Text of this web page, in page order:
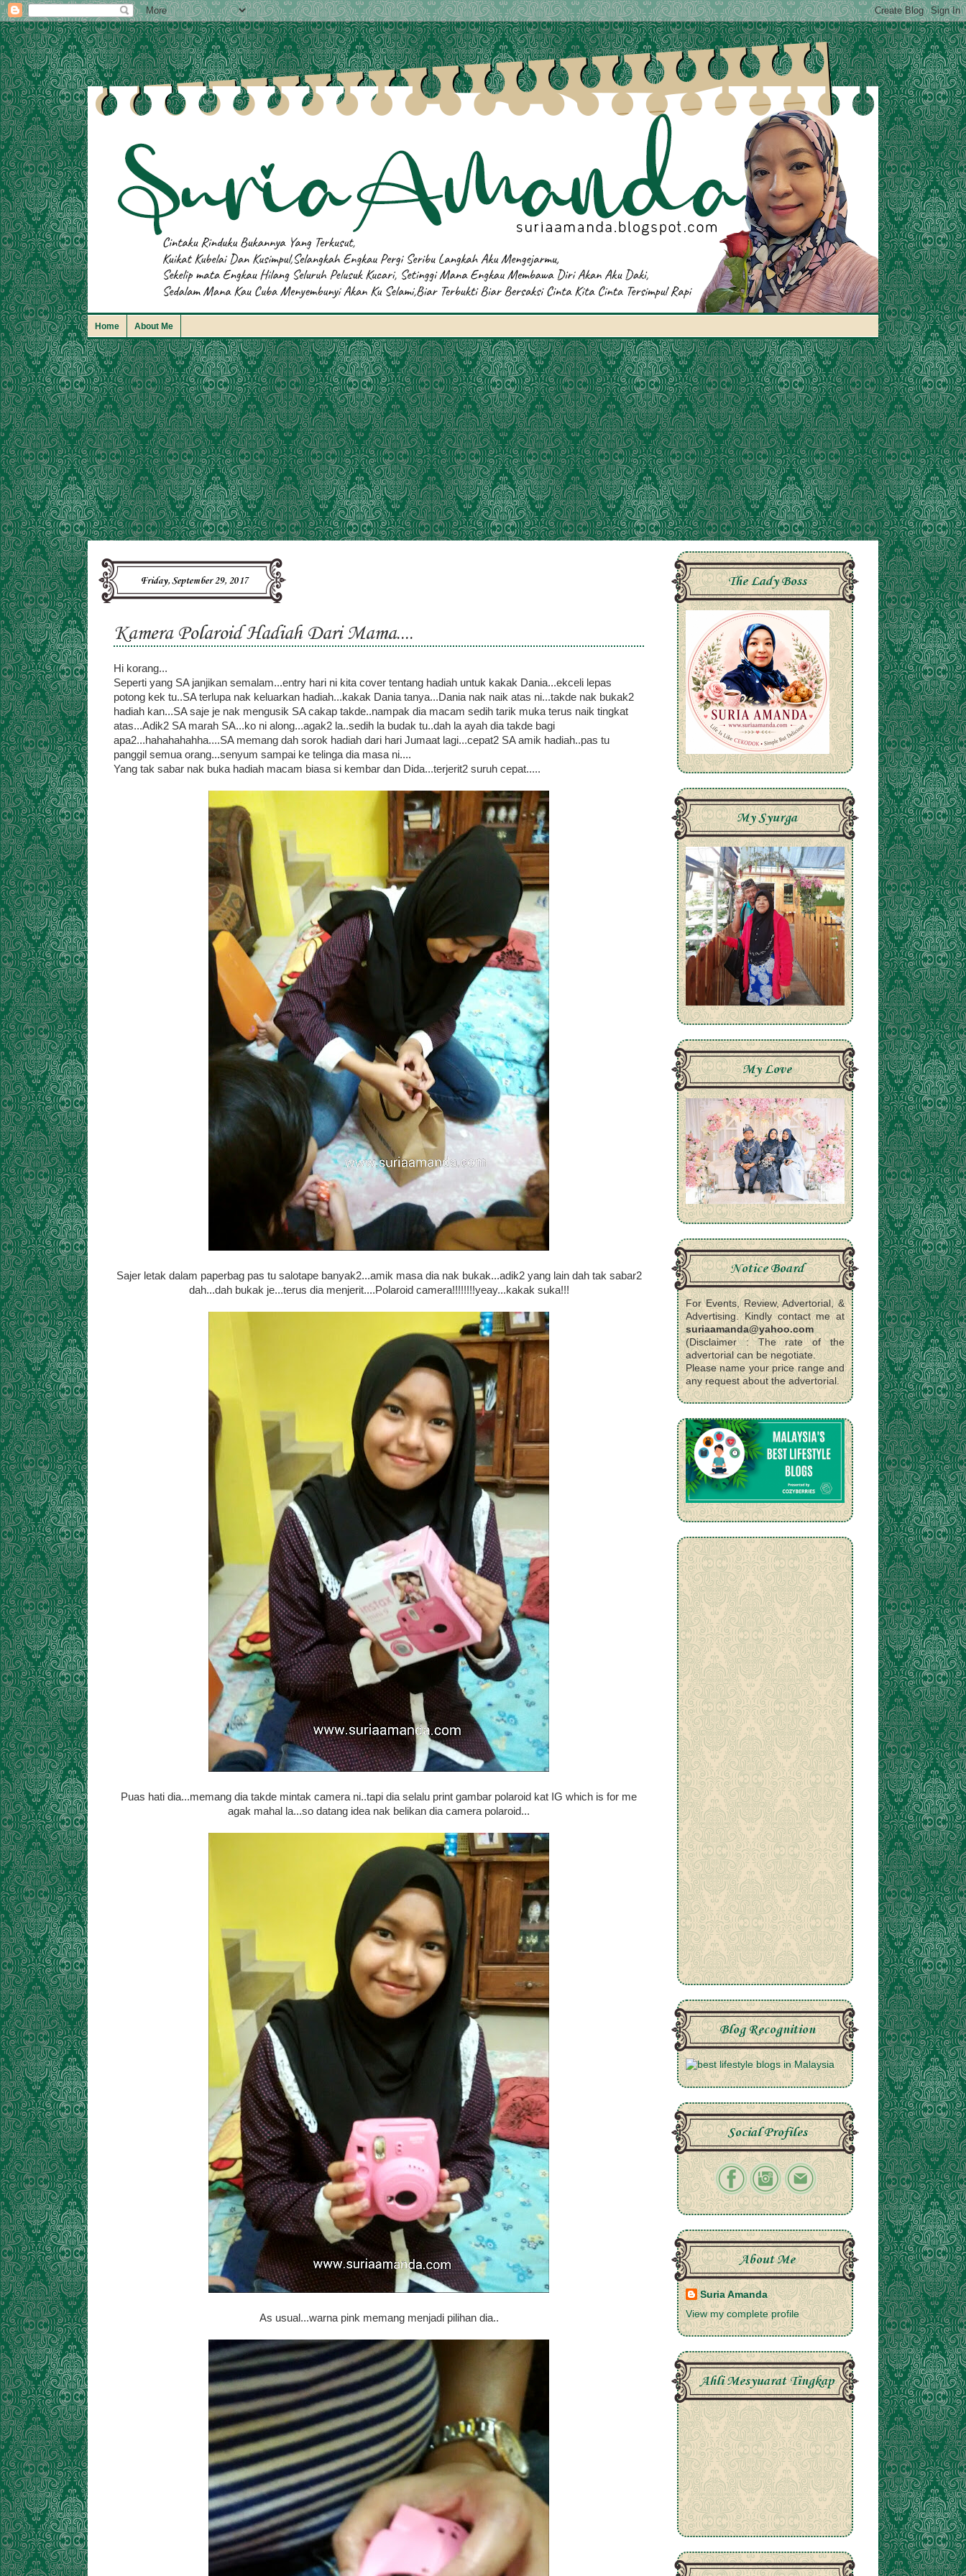
Home About Me
Friday, September 29, 2017
Kamera Polaroid Hadiah Dari Mama....
Hi korang...
Seperti yang SA janjikan semalam...entry hari ni kita cover tentang hadiah untuk kakak Dania...ekceli lepas
potong kek tu..SA terlupa nak keluarkan hadiah...kakak Dania tanya...Dania nak naik atas ni...takde nak bukak2
hadiah kan...SA saje je nak mengusik SA cakap takde..nampak dia macam sedih tarik muka terus naik tingkat
atas...Adik2 SA marah SA...ko ni along...agak2 la..sedih la budak tu..dah la ayah dia takde bagi
apa2...hahahahahha....SA memang dah sorok hadiah dari hari Jumaat lagi...cepat2 SA amik hadiah..pas tu
panggil semua orang...senyum sampai ke telinga dia masa ni....
Yang tak sabar nak buka hadiah macam biasa si kembar dan Dida...terjerit2 suruh cepat.....
Sajer letak dalam paperbag pas tu salotape banyak2...amik masa dia nak bukak...adik2 yang lain dah tak sabar2
dah...dah bukak je...terus dia menjerit....Polaroid camera!!!!!!!!yeay...kakak suka!!!
Puas hati dia...memang dia takde mintak camera ni..tapi dia selalu print gambar polaroid kat IG which is for me
agak mahal la...so datang idea nak belikan dia camera polaroid...
As usual...warna pink memang menjadi pilihan dia..
The Lady Boss
My Syurga
My Love
Notice Board
For Events, Review, Advertorial, &
Advertising. Kindly contact me at
suriaamanda@yahoo.com
(Disclaimer : The rate of the
advertorial can be negotiate.
Please name your price range and
any request about the advertorial.
Blog Recognition
Social Profiles
About Me
Suria Amanda
View my complete profile
Ahli Mesyuarat Tingkap